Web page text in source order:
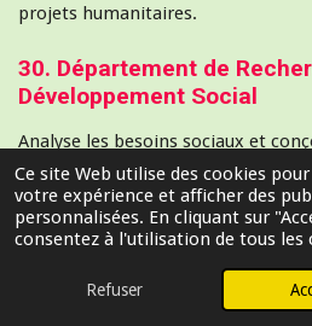
Ce site Web utilise des cookies
votre expérience et afficher des
personnalisées. En cliquant sur
consentez à l'utilisation de tous les
Refuser
projets humanitaires.
30. Département de
Développement Social
Analyse les besoins sociaux et
humanitaires.
4.
INSTITUTIONNEL,